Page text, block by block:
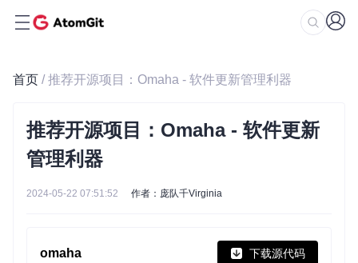
首页 / 推荐开源项目：Omaha - 软件更新管理利器
推荐开源项目：Omaha - 软件更新
管理利器
2024-05-22 07:51:52 作者：庞队千Virginia
omaha 下载源代码